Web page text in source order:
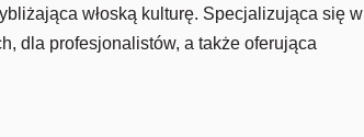
włoską kulturę. Specjalizująca się w
dla profesjonalistów, a także oferująca